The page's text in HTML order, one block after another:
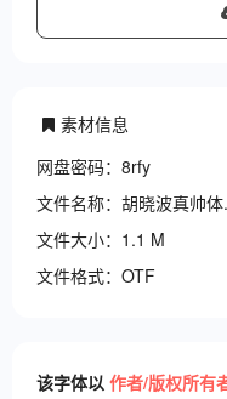
素材信息
网盘密码：8rfy
文件名称：胡晓波真帅
文件大小：1.1 M
文件格式：OTF
该字体以 作者/版权所有